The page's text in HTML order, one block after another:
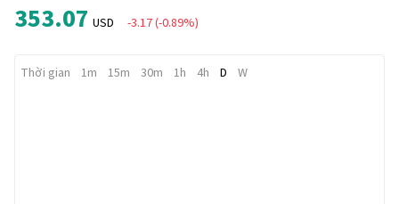
353.07 USD -3.17(-0.89%)
Thời gian 1m 15m 30m 1h 4h D W